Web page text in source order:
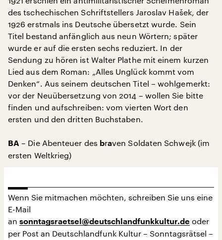
des tschechischen Schriftstellers Jaroslav Hašek, der
1926 erstmals ins Deutsche übersetzt wurde. Sein
Titel bestand anfänglich aus neun Wörtern; später
wurde er auf die ersten sechs reduziert. In der
Sendung zu hören ist Walter Plathe mit einem kurzen
Lied aus dem Roman: „Alles Unglück kommt vom
Denken“. Aus seinem deutschen Titel – wohlgemerkt:
vor der Neuübersetzung von 2014 – wollen Sie bitte
finden und aufschreiben: vom vierten Wort den
ersten und den dritten Buchstaben.
BA – Die Abenteuer des braven Soldaten Schwejk (im
ersten Weltkrieg)
Wenn Sie mitmachen möchten, schreiben Sie uns eine
E-Mail
an sonntagsraetsel@deutschlandfunkkultur.de oder
per Post an Deutschlandfunk Kultur – Sonntagsrätsel –